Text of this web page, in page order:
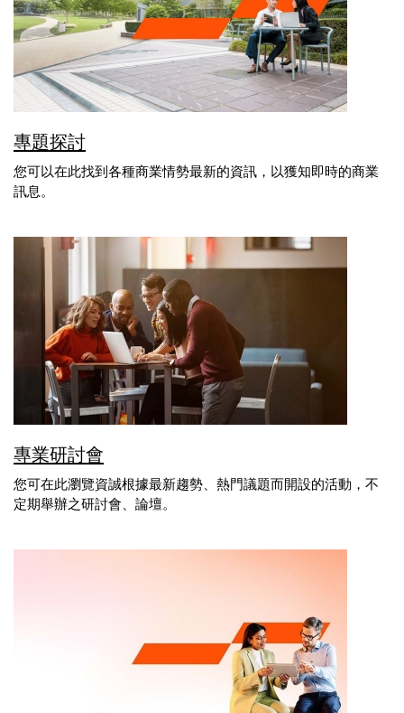
專題探討
您可以在此找到各種商業情勢最新的資訊，以獲知即時的商業
訊息。
專業研討會
您可在此瀏覽資誠根據最新趨勢、熱門議題而開設的活動，不
定期舉辦之研討會、論壇。